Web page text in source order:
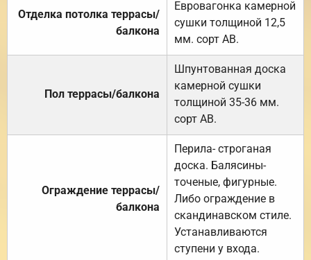
Отделка потолка террасы/
балкона
Евровагонка камерной
сушки толщиной 12,5
мм. сорт АВ.
Пол террасы/балкона
Шпунтованная доска
камерной сушки
толщиной 35-36 мм.
сорт АВ.
Ограждение террасы/
балкона
Перила- строганая
доска. Балясины-
точеные, фигурные.
Либо ограждение в
скандинавском стиле.
Устанавливаются
ступени у входа.